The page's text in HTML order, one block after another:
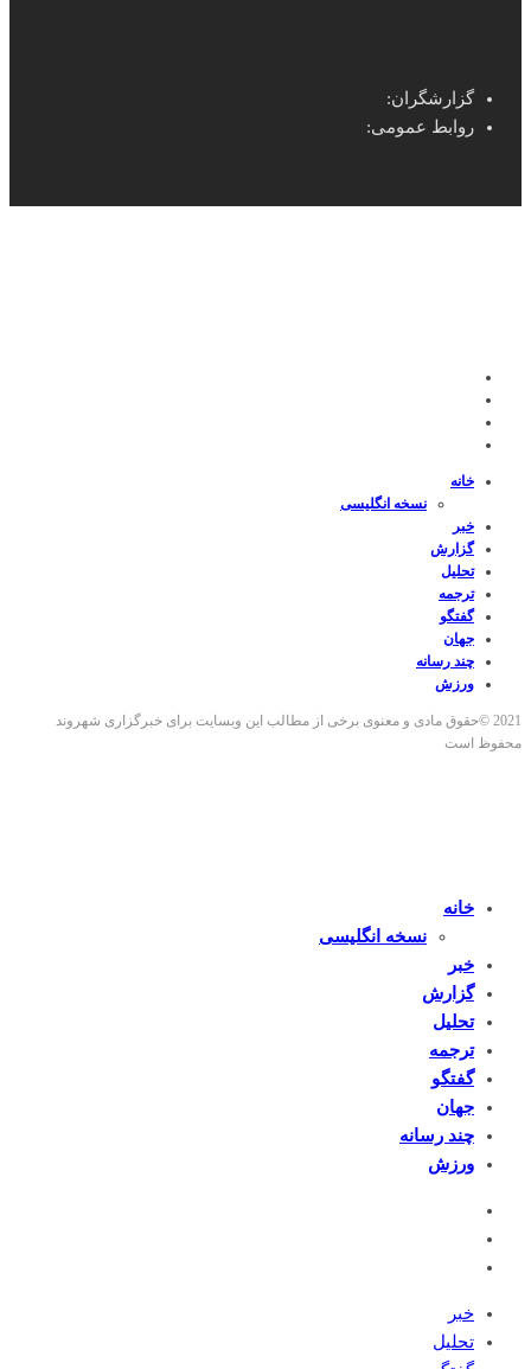
گزارشگران:
روابط عمومی:
خانه
نسخه انگلیسی
خبر
گزارش
تحلیل
ترجمه
گفتگو
جهان
چند رسانه
ورزش
2021 ©حقوق مادی و معنوی برخی از مطالب این وبسایت برای خبرگزاری شهروند
محفوظ است
خانه
نسخه انگلیسی
خبر
گزارش
تحلیل
ترجمه
گفتگو
جهان
چند رسانه
ورزش
خبر
تحلیل